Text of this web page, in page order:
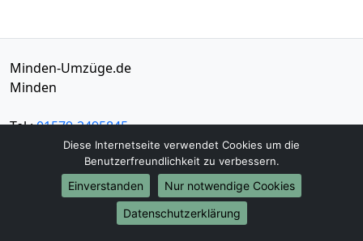
Minden-Umzüge.de
Minden
Tel.:01579-2495845
info@minden-umzuege.de
Öffnungszeiten:Mo - Sa: 08:30 - 18:00 Uhr
Diese Internetseite verwendet Cookies um die
Benutzerfreundlichkeit zu verbessern.
Einverstanden
Nur notwendige Cookies
Datenschutzerklärung